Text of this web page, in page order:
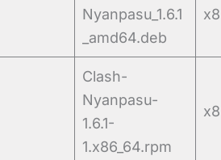
Nyanpasu_1.6.1
_amd64.deb
Clash-
Nyanpasu-
1.6.1-
1.x86_64.rpm